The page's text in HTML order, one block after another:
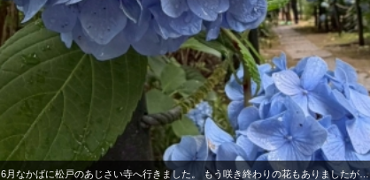
6月なかばに松戸のあじさい寺へ行きました。 もう咲き終わりの花もありましたが…